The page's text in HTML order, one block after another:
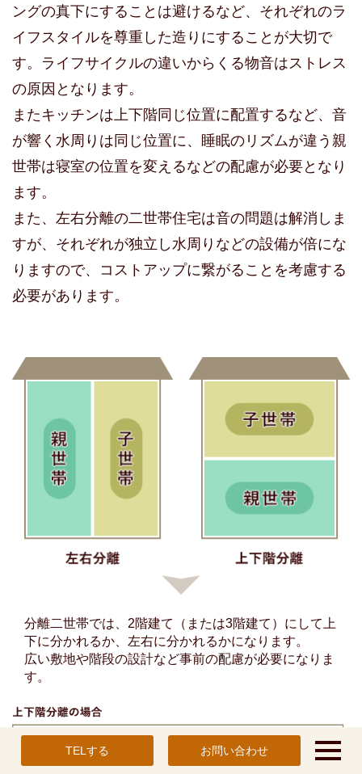
ングの真下にすることは避けるなど、それぞれのラ
イフスタイルを尊重した造りにすることが大切で
す。ライフサイクルの違いからくる物音はストレス
の原因となります。
またキッチンは上下階同じ位置に配置するなど、音
が響く水周りは同じ位置に、睡眠のリズムが違う親
世帯は寝室の位置を変えるなどの配慮が必要となり
ます。
また、左右分離の二世帯住宅は音の問題は解消しま
すが、それぞれが独立し水周りなどの設備が倍にな
りますので、コストアップに繋がることを考慮する
必要があります。
分離二世帯では、2階建て（または3階建て）にして上
下に分かれるか、左右に分かれるかになります。
広い敷地や階段の設計など事前の配慮が必要になりま
す。
TELする お問い合わせ